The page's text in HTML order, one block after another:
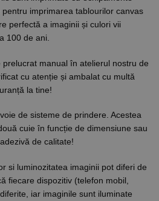
imprimarea tablourilor canvas
perfectă a imaginii și culori vii
100 de ani.
manual în atelierul nostru de
cu atenție și ambalat cu multă
la tine!
de sisteme de prindere. Acestea
cuie în funcție de dimensiune sau
de calitate!
si luminozitatea imaginii pot diferi de
fiecare dispozitiv (telefon mobil,
iar imaginile sunt iluminate